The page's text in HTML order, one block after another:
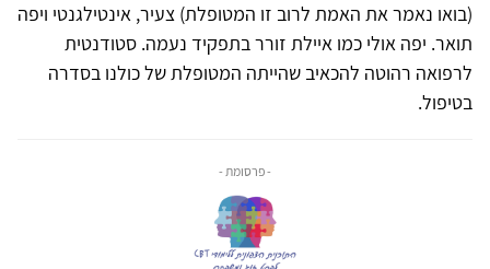
(בואו נאמר את האמת לרוב זו המטופלת) צעיר, אינטילגנטי ויפה
תואר. יפה אולי כמו איילת זורר בתפקיד נעמה. סטודנטית
לרפואה רהוטה להכאיב שהייתה המטופלת של כולנו בסדרה
בטיפול.
- פרסומת -